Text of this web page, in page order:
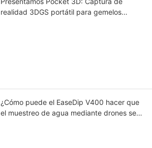
realidad 3DGS portátil para gemelos
¿Cómo puede el EaseDip V400 hacer que
el muestreo de agua mediante drones sea